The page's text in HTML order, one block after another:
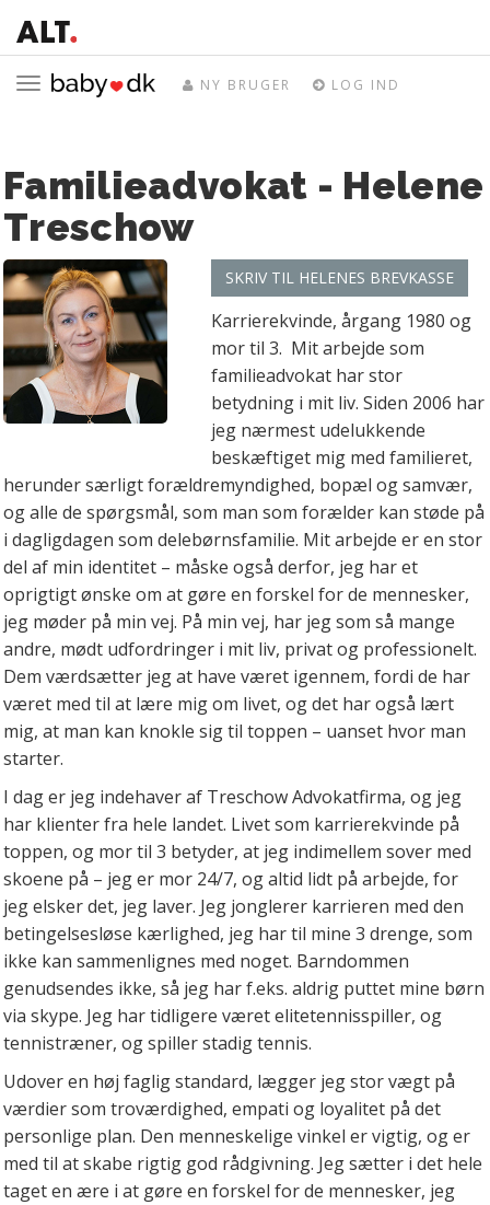
Toggle
NY BRUGER LOG IND
Familieadvokat - Helene
Treschow
SKRIV TIL HELENES BREVKASSE
Karrierekvinde, årgang 1980 og
mor til 3. Mit arbejde som
familieadvokat har stor
betydning i mit liv. Siden 2006 har
jeg nærmest udelukkende
beskæftiget mig med familieret,
herunder særligt forældremyndighed, bopæl og samvær,
og alle de spørgsmål, som man som forælder kan støde på
i dagligdagen som delebørnsfamilie. Mit arbejde er en stor
del af min identitet – måske også derfor, jeg har et
oprigtigt ønske om at gøre en forskel for de mennesker,
jeg møder på min vej. På min vej, har jeg som så mange
andre, mødt udfordringer i mit liv, privat og professionelt.
Dem værdsætter jeg at have været igennem, fordi de har
været med til at lære mig om livet, og det har også lært
mig, at man kan knokle sig til toppen – uanset hvor man
starter.
I dag er jeg indehaver af Treschow Advokatfirma, og jeg
har klienter fra hele landet. Livet som karrierekvinde på
toppen, og mor til 3 betyder, at jeg indimellem sover med
skoene på – jeg er mor 24/7, og altid lidt på arbejde, for
jeg elsker det, jeg laver. Jeg jonglerer karrieren med den
betingelsesløse kærlighed, jeg har til mine 3 drenge, som
ikke kan sammenlignes med noget. Barndommen
genudsendes ikke, så jeg har f.eks. aldrig puttet mine børn
via skype. Jeg har tidligere været elitetennisspiller, og
tennistræner, og spiller stadig tennis.
Udover en høj faglig standard, lægger jeg stor vægt på
værdier som troværdighed, empati og loyalitet på det
personlige plan. Den menneskelige vinkel er vigtig, og er
med til at skabe rigtig god rådgivning. Jeg sætter i det hele
taget en ære i at gøre en forskel for de mennesker, jeg